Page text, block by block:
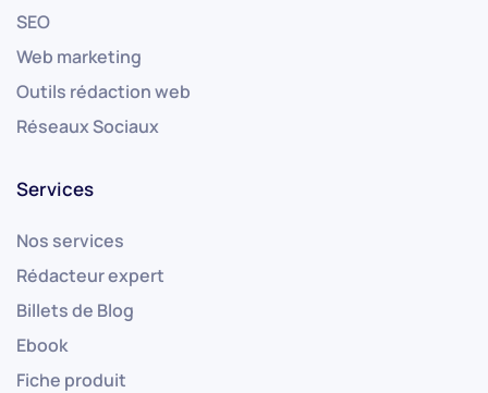
SEO
Web marketing
Outils rédaction web
Réseaux Sociaux
Services
Nos services
Rédacteur expert
Billets de Blog
Ebook
Fiche produit